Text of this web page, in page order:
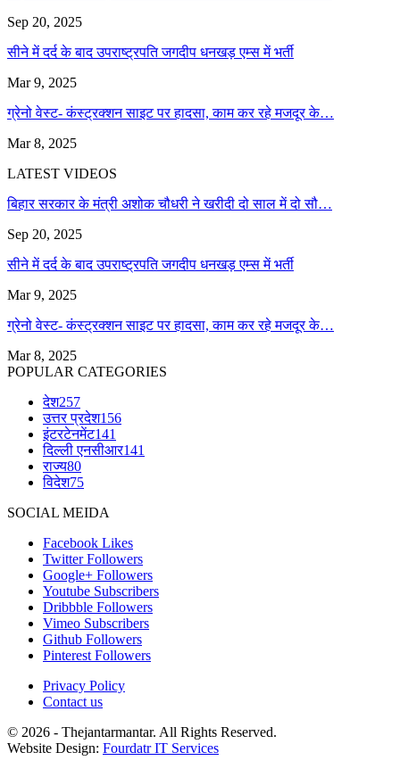
Sep 20, 2025
सीने में दर्द के बाद उपराष्ट्रपति जगदीप धनखड़ एम्स में भर्ती
Mar 9, 2025
ग्रेनो वेस्ट- कंस्ट्रक्शन साइट पर हादसा, काम कर रहे मजदूर के…
Mar 8, 2025
LATEST VIDEOS
बिहार सरकार के मंत्री अशोक चौधरी ने खरीदी दो साल में दो सौ…
Sep 20, 2025
सीने में दर्द के बाद उपराष्ट्रपति जगदीप धनखड़ एम्स में भर्ती
Mar 9, 2025
ग्रेनो वेस्ट- कंस्ट्रक्शन साइट पर हादसा, काम कर रहे मजदूर के…
Mar 8, 2025
POPULAR CATEGORIES
देश257
उत्तर प्रदेश156
इंटरटेनमेंट141
दिल्ली एनसीआर141
राज्य80
विदेश75
SOCIAL MEIDA
Facebook Likes
Twitter Followers
Google+ Followers
Youtube Subscribers
Dribbble Followers
Vimeo Subscribers
Github Followers
Pinterest Followers
Privacy Policy
Contact us
© 2026 - Thejantarmantar. All Rights Reserved.
Website Design: Fourdatr IT Services